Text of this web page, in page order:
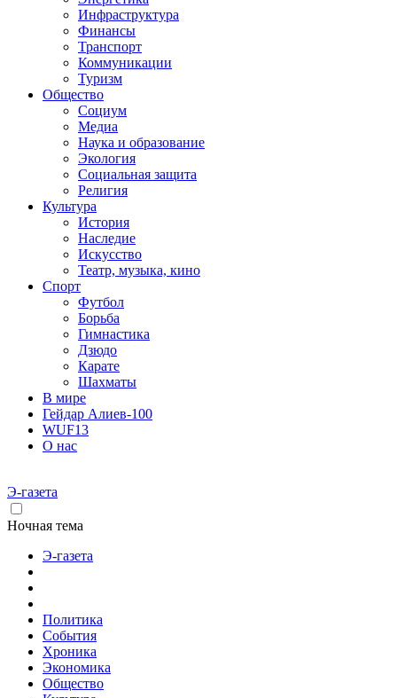
Инфраструктура
Финансы
Транспорт
Коммуникации
Туризм
Общество
Социум
Медиа
Наука и образование
Экология
Социальная защита
Религия
Культура
История
Наследие
Искусство
Театр, музыка, кино
Спорт
Футбол
Борьба
Гимнастика
Дзюдо
Карате
Шахматы
В мире
Гейдар Алиев-100
WUF13
О нас
Э-газета
Ночная тема
Э-газета
Политика
События
Хроника
Экономика
Общество